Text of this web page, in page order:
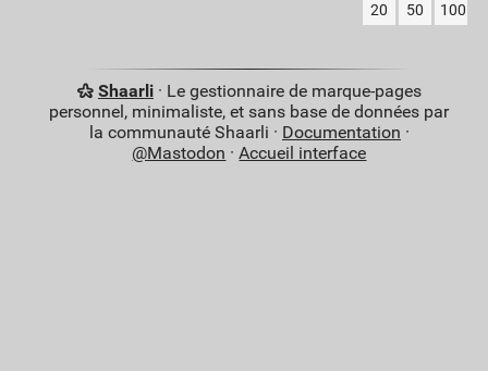
20 50 100
Shaarli· Le gestionnaire de marque-pages
personnel, minimaliste, et sans base de données par
la communauté Shaarli · Documentation ·
@Mastodon ·Accueil interface